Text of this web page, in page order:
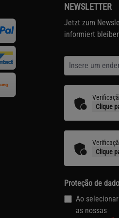
NEWSLETTER
Jetzt zum
informiert
Clique
Clique
Proteção de
Ao
as nossas